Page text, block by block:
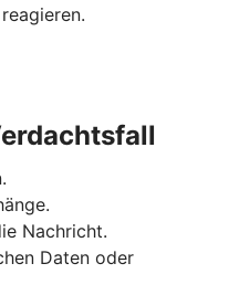
Nachricht.
Daten oder